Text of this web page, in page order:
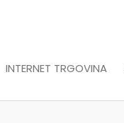
INTERNET TRGOVINA